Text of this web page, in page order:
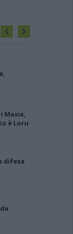
Masia,
è Loru
difesa